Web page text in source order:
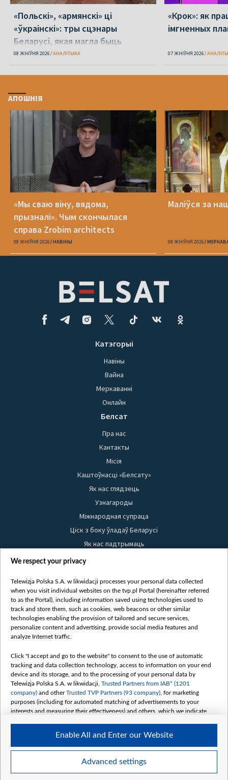
«Польскі», «армянскі» ці
«ўкраінскі»: тры сцэнары
Беларусі, якая магла быць
08 ЖНІЎНЯ 2026 АНАЛІТЫКА
«Крок»: як
імгненных
07 ЖНІЎНЯ 2026
АПОШНІЯ
«Мы сваю віну, вядома,
прызналі». Чым скончылася
справа Zrobim architects
08 ЖНІЎНЯ 2026 НАВІНЫ
Маліўся за
08 ЖНІЎНЯ 2026
Катэгорыі
Навіны
Вайна
Меркаванні
Онлайн
Белсат
Пра нас
Кантакты
Місія
Каштоўнасці «Белсату»
Як нас глядзець
Узнагароды
Міжнародная супраца
Ціск з боку ўладаў Беларусі
Як нас падтрымаць
Правілы выкарыстання матэрыялаў
Бяспека
Youtube
Белсат news
Белсат Shorts
Жэстачайшы мульт
Belsat English
Biełsat PL
Белсат Now
Белсат History
Белсат Music
Белсат Doc
My consents
We respect your privacy
Telewizja Polska S.A. w likwidacji processes your personal data collected
when you visit individual websites on the tvp.pl Portal (hereinafter referred
to as the Portal), including information saved using technologies used to
track and store them, such as cookies, web beacons or other similar
technologies enabling the provision of tailored and secure services,
personalize content and advertising, provide social media features and
analyze Internet traffic.
Click "I accept and go to the website" to consent to the use of automatic
tracking and data collection technology, access to information on your end
device and its storage, and to the processing of your personal data by
Telewizja Polska S.A. w likwidacji, Trusted Partners from IAB* (1201
company) and otherTrusted TVP Partners (93 company) , for marketing
purposes (including for automated matching of advertisements to your
interests and measuring their effectiveness) and others, which we indicate
The purposes of processing your data by TVP S.A. w likwidacji are as
follows:
Use limited data to select advertising
Create profiles for personalised advertising
Advanced settings
Enable All and Enter our Website